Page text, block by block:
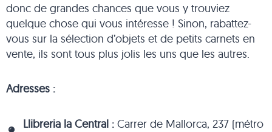
donc de grandes chances que vous y trouviez
quelque chose qui vous intéresse ! Sinon, rabattez-
vous sur la sélection d’objets et de petits carnets en
vente, ils sont tous plus jolis les uns que les autres.
Adresses :
Llibreria la Central :Carrer de Mallorca, 237 (métro